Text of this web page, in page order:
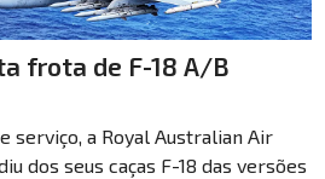
frota de F-18 A/B
serviço, a Royal Australian Air
dos seus caças F-18 das versões